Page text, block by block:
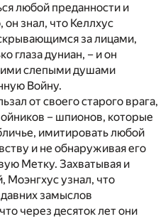
любой преданности и
знал, что Келлхус
за лицами,
глаза дуниан, – и он
слепыми душами
Войну.
от своего старого врага,
– шпионов, которые
имитировать любой
и не обнаруживая его
Метку. Захватывая и
Моэнгхус узнал, что
замыслов
через десяток лет они